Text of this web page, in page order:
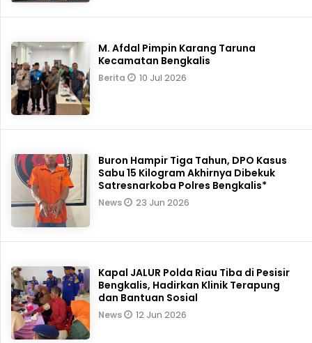
M. Afdal Pimpin Karang Taruna
Kecamatan Bengkalis
Berita 10 Jul 2026
Buron Hampir Tiga Tahun, DPO Kasus
Sabu 15 Kilogram Akhirnya Dibekuk
Satresnarkoba Polres Bengkalis*
News 23 Jun 2026
Kapal JALUR Polda Riau Tiba di Pesisir
Bengkalis, Hadirkan Klinik Terapung
dan Bantuan Sosial
News 12 Jun 2026